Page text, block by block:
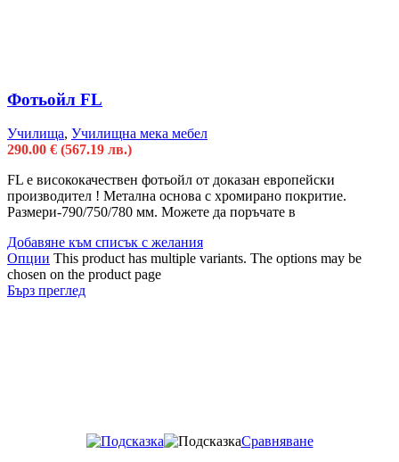
Фотьойл FL
Училища, Училищна мека мебел
290.00 € (567.19 лв.)
FL e висококачествен фотьойл от доказан европейски
производител ! Метална основа с хромирано покритие.
Размери-790/750/780 мм. Можете да поръчате в
Добавяне към списък с желания
Опции This product has multiple variants. The options may be
chosen on the product page
Бърз преглед
Сравняване